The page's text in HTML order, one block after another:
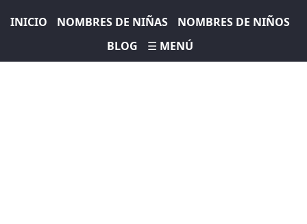
INICIO NOMBRES DE NIÑAS
NOMBRES DE NIÑOS
BLOG
☰ MENÚ